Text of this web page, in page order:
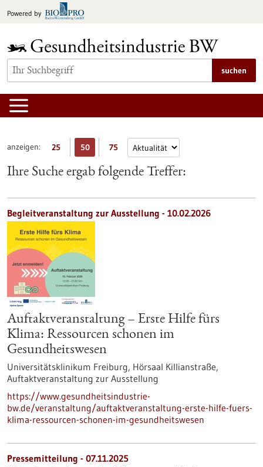
Inhalt
Powered by
suchen
anzeigen: 25 50 75
Ihre Suche ergab folgende Treffer:
Begleitveranstaltung zur Ausstellung - 10.02.2026
Auftaktveranstaltung – Erste Hilfe fürs
Klima: Ressourcen schonen im
Gesundheitswesen
Universitätsklinikum Freiburg, Hörsaal Killianstraße,
Auftaktveranstaltung zur Ausstellung
https://www.gesundheitsindustrie-
bw.de/veranstaltung/auftaktveranstaltung-erste-hilfe-fuers-
klima-ressourcen-schonen-im-gesundheitswesen
Pressemitteilung - 07.11.2025